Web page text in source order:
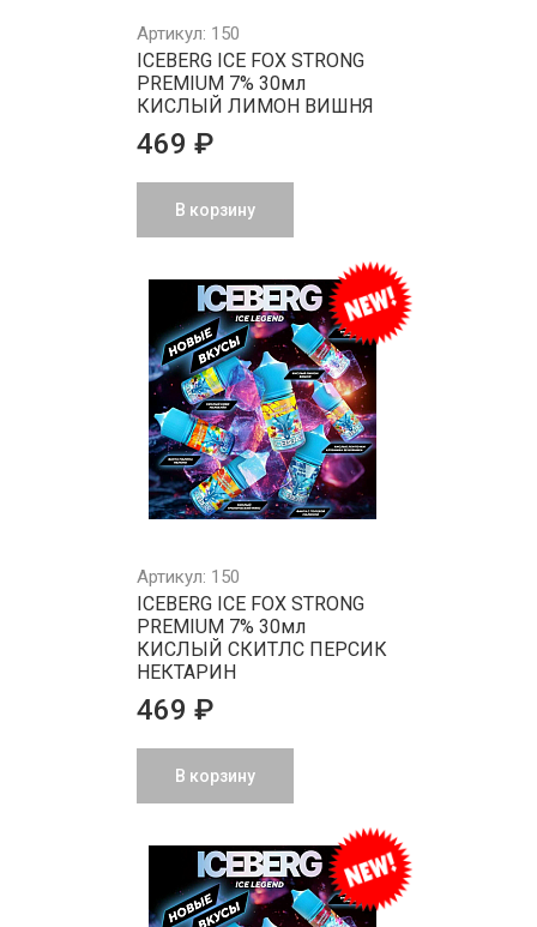
Артикул: 150
ICEBERG ICE FOX STRONG
PREMIUM 7% 30мл
КИСЛЫЙ ЛИМОН ВИШНЯ
469 ₽
В корзину
Артикул: 150
ICEBERG ICE FOX STRONG
PREMIUM 7% 30мл
КИСЛЫЙ СКИТЛС ПЕРСИК
НЕКТАРИН
469 ₽
В корзину